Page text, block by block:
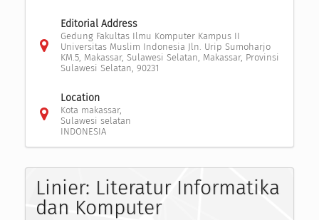
Editorial Address
Gedung Fakultas Ilmu Komputer Kampus II
Universitas Muslim Indonesia Jln. Urip Sumoharjo
KM.5, Makassar, Sulawesi Selatan, Makassar, Provinsi
Sulawesi Selatan, 90231
Location
Kota makassar,
Sulawesi selatan
INDONESIA
Linier: Literatur Informatika
dan Komputer